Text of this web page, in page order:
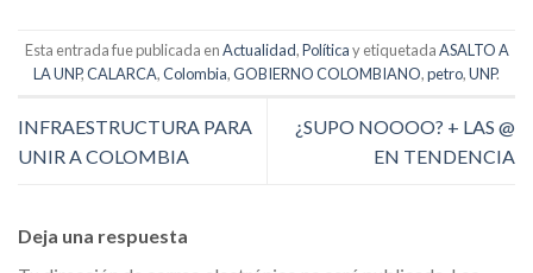
Esta entrada fue publicada enActualidad,Políticay etiquetadaASALTO A
LA UNP,CALARCA,Colombia,GOBIERNO COLOMBIANO,petro,UNP.
INFRAESTRUCTURA PARA
UNIR A COLOMBIA
¿SUPO NOOOO? + LAS @
EN TENDENCIA
Deja una respuesta